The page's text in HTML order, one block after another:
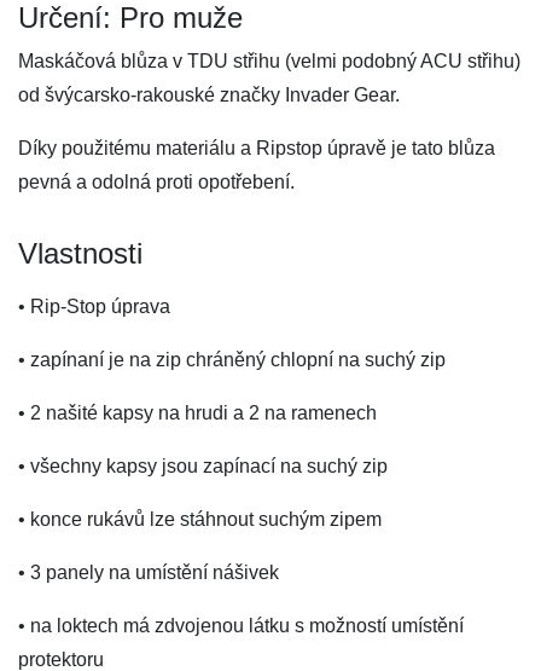
Určení: Pro muže
Maskáčová blůza v TDU střihu (velmi podobný ACU střihu)
od švýcarsko-rakouské značky Invader Gear.
Díky použitému materiálu a Ripstop úpravě je tato blůza
pevná a odolná proti opotřebení.
Vlastnosti
• Rip-Stop úprava
• zapínaní je na zip chráněný chlopní na suchý zip
• 2 našité kapsy na hrudi a 2 na ramenech
• všechny kapsy jsou zapínací na suchý zip
• konce rukávů lze stáhnout suchým zipem
• 3 panely na umístění nášivek
• na loktech má zdvojenou látku s možností umístění
protektoru